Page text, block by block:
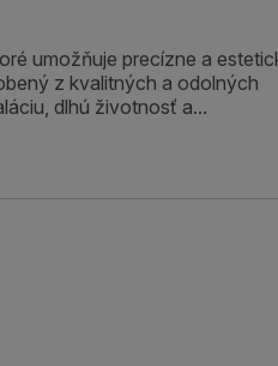
umožňuje precízne a
z kvalitných a odolných
dlhú životnosť a...